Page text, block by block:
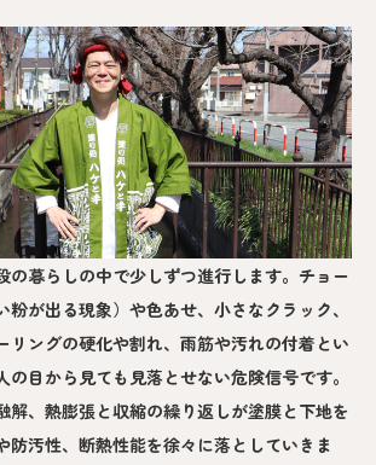
の暮らしの中で少しずつ進行します。チョー
粉が出る現象）や色あせ、小さなクラック、
リングの硬化や割れ、雨筋や汚れの付着とい
の目から見ても見落とせない危険信号です。
解、熱膨張と収縮の繰り返しが塗膜と下地を
防汚性、断熱性能を徐々に落としていきま